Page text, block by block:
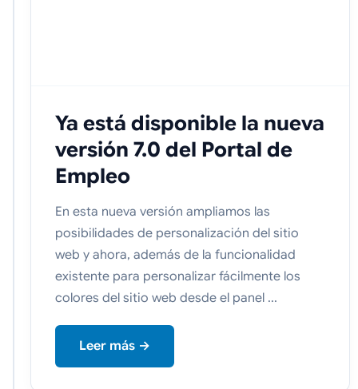
Ya está disponible la nueva
versión 7.0 del Portal de
Empleo
En esta nueva versión ampliamos las
posibilidades de personalización del sitio
web y ahora, además de la funcionalidad
existente para personalizar fácilmente los
colores del sitio web desde el panel ...
Leer más →